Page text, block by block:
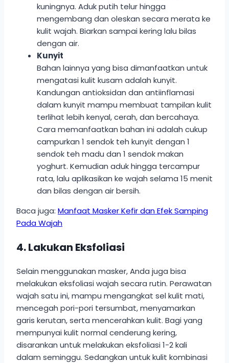
kuningnya. Aduk putih telur hingga
mengembang dan oleskan secara merata ke
kulit wajah. Biarkan sampai kering lalu bilas
dengan air.
Kunyit
Bahan lainnya yang bisa dimanfaatkan untuk
mengatasi kulit kusam adalah kunyit.
Kandungan antioksidan dan antiinflamasi
dalam kunyit mampu membuat tampilan kulit
terlihat lebih kenyal, cerah, dan bercahaya.
Cara memanfaatkan bahan ini adalah cukup
campurkan 1 sendok teh kunyit dengan 1
sendok teh madu dan 1 sendok makan
yoghurt. Kemudian aduk hingga tercampur
rata, lalu aplikasikan ke wajah selama 15 menit
dan bilas dengan air bersih.
Baca juga: Manfaat Masker Kefir dan Efek Samping
Pada Wajah
4. Lakukan Eksfoliasi
Selain menggunakan masker, Anda juga bisa
melakukan eksfoliasi wajah secara rutin. Perawatan
wajah satu ini, mampu mengangkat sel kulit mati,
mencegah pori-pori tersumbat, menyamarkan
garis kerutan, serta mencerahkan kulit. Bagi yang
mempunyai kulit normal cenderung kering,
disarankan untuk melakukan eksfoliasi 1-2 kali
dalam seminggu. Sedangkan untuk kulit kombinasi